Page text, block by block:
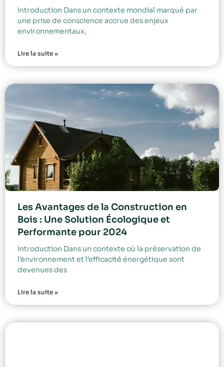
Introduction Dans un contexte mondial marqué par
une prise de conscience accrue des enjeux
environnementaux,
Lire la suite »
Les Avantages de la Construction en
Bois : Une Solution Écologique et
Performante pour 2024
Introduction Dans un contexte où la préservation de
l’environnement et l’efficacité énergétique sont
devenues des
Lire la suite »